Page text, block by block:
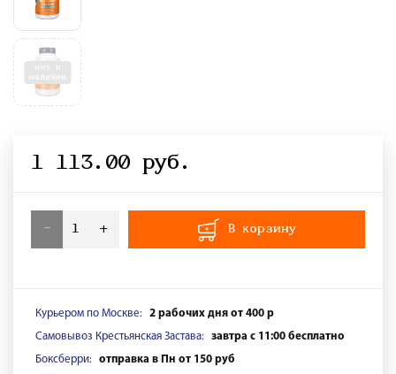
нет в
наличии
1 113.00 руб.
- + В корзину
Курьером по Москве:
2 рабочих дня от 400 р
Самовывоз Крестьянская Застава:
завтра с 11:00 бесплатно
Боксберри:
отправка в Пн от 150 руб